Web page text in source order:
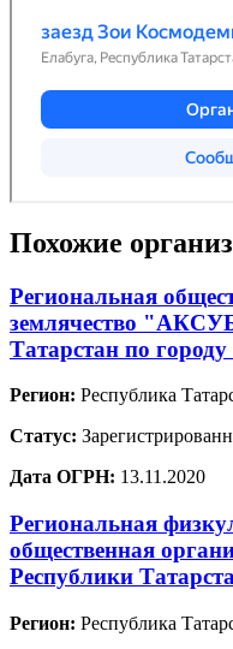
Похожие
Региональная
землячество
Татарстан по
Регион: Республика
Статус:
Дата ОГРН: 13.11.2020
Региональная
общественная
Республики
Регион: Республика